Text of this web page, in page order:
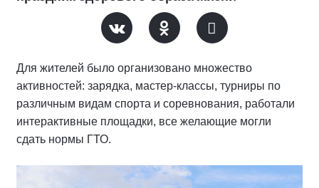
Для жителей было организовано множество
активностей: зарядка, мастер-классы, турниры по
различным видам спорта и соревнования, работали
интерактивные площадки, все желающие могли
сдать нормы ГТО.